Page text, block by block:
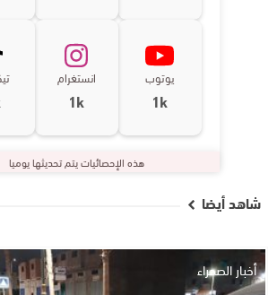
يوتوب
1k
انستغرام
1k
هذه الإحصائيات يتم تحديثها يوميا
شاهد أيضا
أخبار الصحراء